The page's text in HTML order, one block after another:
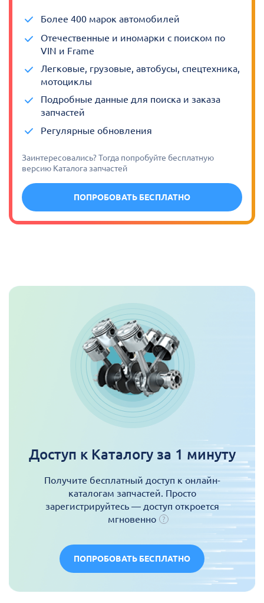
Более 400 марок автомобилей
Отечественные и иномарки с поиском по
VIN и Frame
Легковые, грузовые, автобусы, спецтехника,
мотоциклы
Подробные данные для поиска и заказа
запчастей
Регулярные обновления
Заинтересовались? Тогда попробуйте бесплатную
версию Каталога запчастей
ПОПРОБОВАТЬ БЕСПЛАТНО
Доступ к Каталогу за 1 минуту
Получите бесплатный доступ к онлайн-
каталогам запчастей. Просто
зарегистрируйтесь — доступ откроется
мгновенно
ПОПРОБОВАТЬ БЕСПЛАТНО